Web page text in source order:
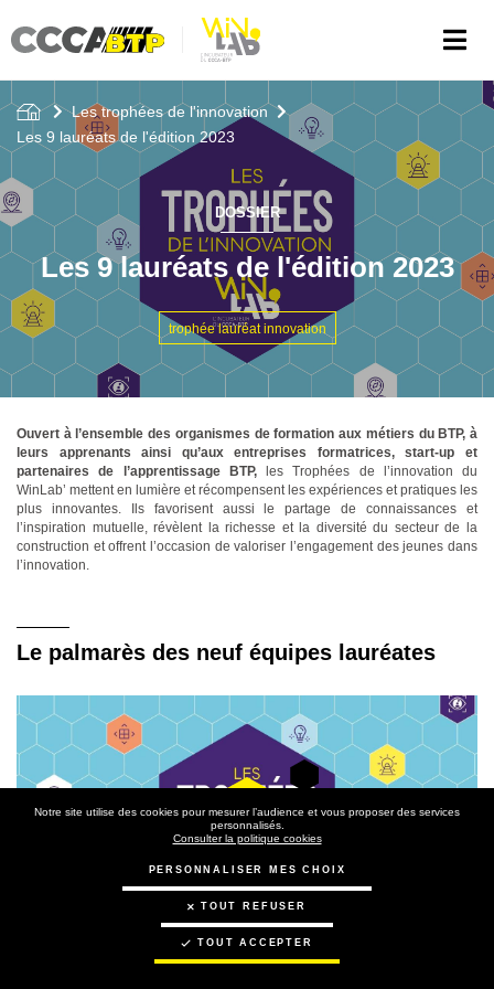
au
contenu
Les trophées de l'innovation
Les 9 lauréats de l'édition 2023
DOSSIER
Les 9 lauréats de l'édition 2023
trophée lauréat innovation
Ouvert à l’ensemble des organismes de formation aux métiers du BTP, à
leurs apprenants ainsi qu’aux entreprises formatrices, start-up et
partenaires de l’apprentissage BTP,les Trophées de l’innovation du
WinLab’ mettent en lumière et récompensent les expériences et pratiques les
plus innovantes. Ils favorisent aussi le partage de connaissances et
l’inspiration mutuelle, révèlent la richesse et la diversité du secteur de la
construction et offrent l’occasion de valoriser l’engagement des jeunes dans
l’innovation.
Le palmarès des neuf équipes lauréates
Notre site utilise des cookies pour mesurer l’audience et vous proposer des services
personnalisés.
Consulter la politique cookies
PERSONNALISER MES CHOIX
TOUT REFUSER
TOUT ACCEPTER